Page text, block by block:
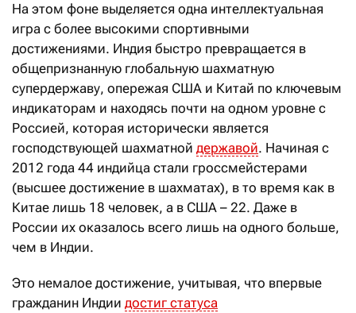
На этом фоне выделяется одна интеллектуальная
игра с более высокими спортивными
достижениями. Индия быстро превращается в
общепризнанную глобальную шахматную
супердержаву, опережая США и Китай по ключевым
индикаторам и находясь почти на одном уровне с
Россией, которая исторически является
господствующей шахматной державой. Начиная с
2012 года 44 индийца стали гроссмейстерами
(высшее достижение в шахматах), в то время как в
Китае лишь 18 человек, а в США – 22. Даже в
России их оказалось всего лишь на одного больше,
чем в Индии.
Это немалое достижение, учитывая, что впервые
гражданин Индии достиг статуса